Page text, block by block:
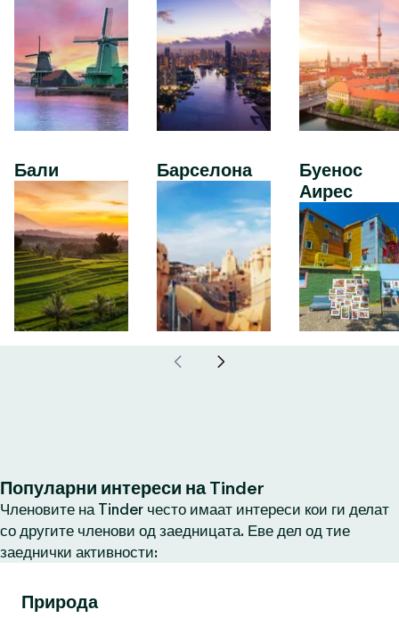
Бали Барселона
Буенос
Аирес
Популарни интереси на Tinder
Членовите на Tinder често имаат интереси кои ги делат
со другите членови од заедницата. Еве дел од тие
заеднички активности:
Природа